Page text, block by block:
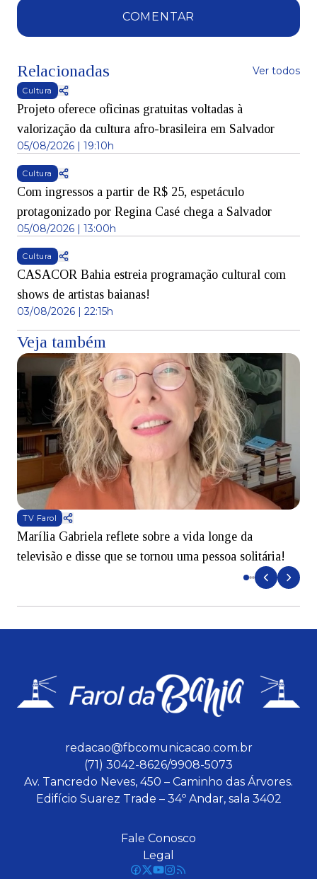
COMENTAR
Relacionadas Ver todos
Cultura
Projeto oferece oficinas gratuitas voltadas à
valorização da cultura afro-brasileira em Salvador
05/08/2026 | 19:10h
Cultura
Com ingressos a partir de R$ 25, espetáculo
protagonizado por Regina Casé chega a Salvador
05/08/2026 | 13:00h
Cultura
CASACOR Bahia estreia programação cultural com
shows de artistas baianas!
03/08/2026 | 22:15h
Veja também
TV Farol
Marília Gabriela reflete sobre a vida longe da
televisão e disse que se tornou uma pessoa solitária!
redacao@fbcomunicacao.com.br
(71) 3042-8626/9908-5073
Av. Tancredo Neves, 450 – Caminho das Árvores.
Edifício Suarez Trade – 34º Andar, sala 3402
Fale Conosco
Legal